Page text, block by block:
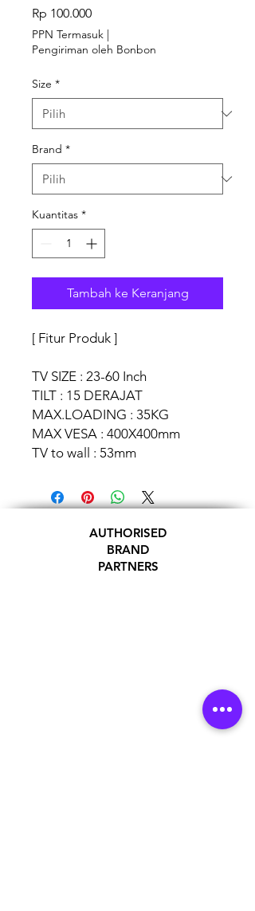
Rp 100.000Harga
PPN Termasuk |
Pengiriman oleh Bonbon
Size *
Brand *
Kuantitas *
Tambah ke Keranjang
[ Fitur Produk ]
TV SIZE : 23-60 Inch
TILT : 15 DERAJAT
MAX.LOADING : 35KG
MAX VESA : 400X400mm
TV to wall : 53mm
AUTHORISED
BRAND
PARTNERS